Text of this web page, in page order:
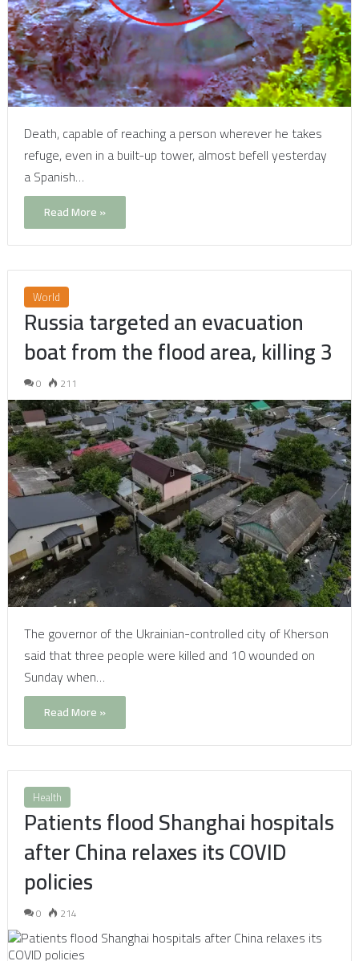
Death, capable of reaching a person wherever he takes
refuge, even in a built-up tower, almost befell yesterday
a Spanish…
Read More »
World
Russia targeted an evacuation
boat from the flood area, killing 3
0 211
The governor of the Ukrainian-controlled city of Kherson
said that three people were killed and 10 wounded on
Sunday when…
Read More »
Health
Patients flood Shanghai hospitals
after China relaxes its COVID
policies
0 214